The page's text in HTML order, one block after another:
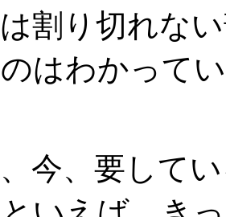
割り切れな
はわかって
今、要して